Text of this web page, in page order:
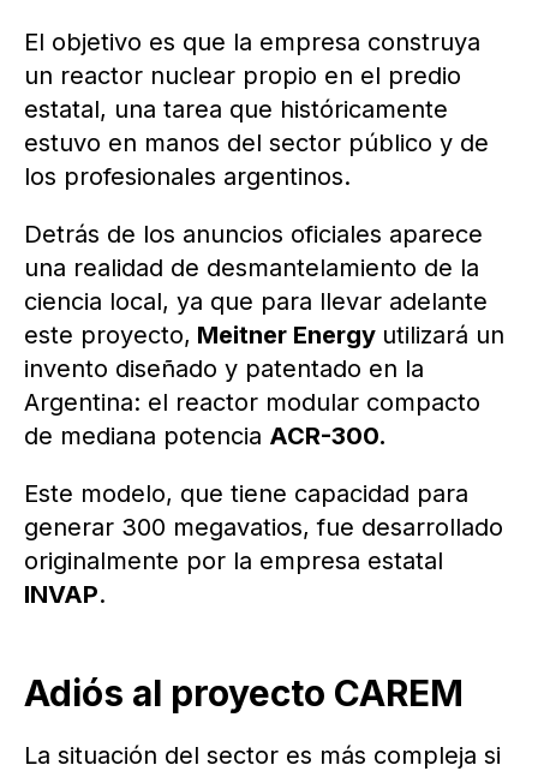
El objetivo es que la empresa construya
un reactor nuclear propio en el predio
estatal, una tarea que históricamente
estuvo en manos del sector público y de
los profesionales argentinos.
Detrás de los anuncios oficiales aparece
una realidad de desmantelamiento de la
ciencia local, ya que para llevar adelante
este proyecto, Meitner Energy utilizará un
invento diseñado y patentado en la
Argentina: el reactor modular compacto
de mediana potencia ACR-300.
Este modelo, que tiene capacidad para
generar 300 megavatios, fue desarrollado
originalmente por la empresa estatal
INVAP.
Adiós al proyecto CAREM
La situación del sector es más compleja si